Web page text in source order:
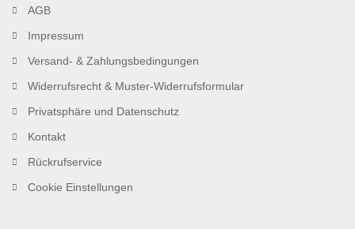
AGB
Impressum
Versand- & Zahlungsbedingungen
Widerrufsrecht & Muster-Widerrufsformular
Privatsphäre und Datenschutz
Kontakt
Rückrufservice
Cookie Einstellungen